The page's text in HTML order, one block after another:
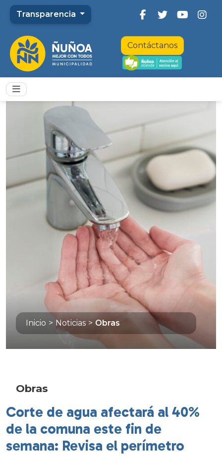
Transparencia
Contáctanos
Inicio > Noticias > Obras
Obras
Corte de agua afectará al 40%
de la comuna este fin de
semana: Revisa el perímetro